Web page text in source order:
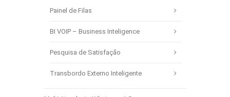
Painel de Filas
BI VOIP – Business Inteligence
Pesquisa de Satisfação
Transbordo Externo Inteligente